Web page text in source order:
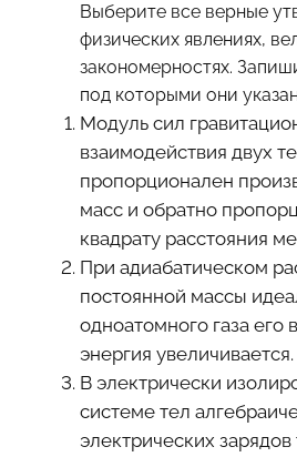
Выберите все верные
физических явлениях,
закономерностях.
под которыми они
Модуль сил
взаимодействия двух
пропорционален
масс и обратно
квадрату расстояния
При адиабатическом
постоянной массы
одноатомного газа его
энергия увеличивается.
В электрически
системе тел
электрических зарядов